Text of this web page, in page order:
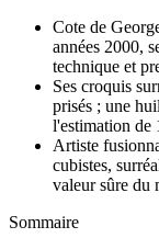
Cote de
années 2000,
technique et
Ses croquis
prisés ; une
l'estimation de
Artiste
cubistes,
valeur sûre du
Sommaire